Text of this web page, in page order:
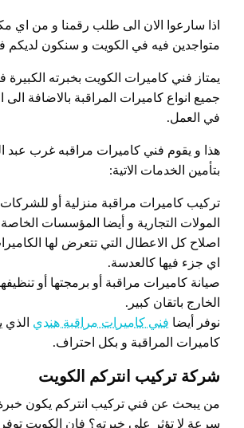
اذا سارعوا الان الى طلب رقمنا و من اي
متواجدين فيه في الكويت و سنكون لديكم
يمتاز فني كاميرات الكويت بخبرته الكبيرة
جميع انواع كاميرات المراقبة بالاضافة الى
في العمل.
هذا و يقوم فني كاميرات مراقبه غرب عبد
بتأمين الخدمات الاتية:
تركيب كاميرات مراقبة منزلية أو للشركات
المولات التجارية و أيضا المؤسسات
اصلاح كل الاعطال التي تتعرض لها
اي جزء فيها كالعدسة.
صيانة كاميرات مراقبة أو برمجتها أو
الخارج باتقان كبير.
نوفر أيضا فني كاميرات مراقبة هندي
كاميرات المراقبة و بكل احتراف.
شركة تركيب انتركم الكويت
من يبحث عن فني تركيب انتركم يكون
سرعة لا تؤثر على خبرته؟ فإن الكويت